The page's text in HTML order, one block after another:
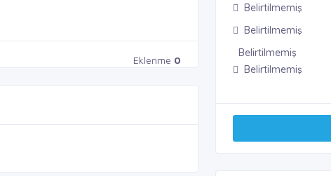
Eklenme 0
Belirtilmemiş
Belirtilmemiş
Belirtilmemiş
Belirtilmemiş